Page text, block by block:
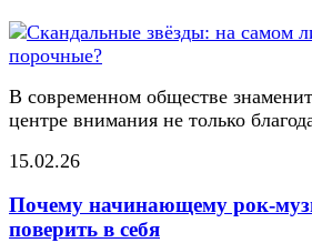
В современном обществе
центре внимания не только
15.02.26
Почему начинающему рок-
поверить в себя